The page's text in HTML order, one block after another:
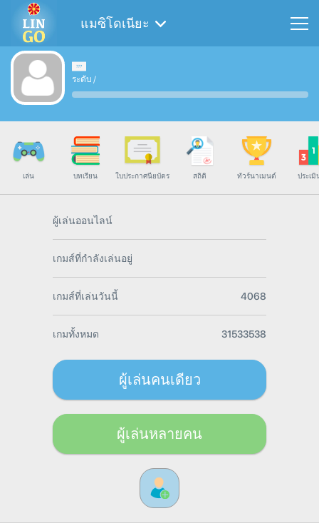
แมซิโดเนียะ
ระดับ /
เล่น บทเรียน ใบประกาศนียบัตร สถิติ ทัวร์นาเมนต์ ประเมิ
ผู้เล่นออนไลน์
เกมส์ที่กำลังเล่นอยู่
เกมส์ที่เล่นวันนี้ 4068
เกมทั้งหมด 31533538
ผู้เล่นคนเดียว
ผู้เล่นหลายคน